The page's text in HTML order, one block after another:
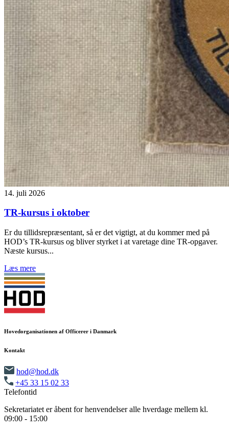
14. juli 2026
TR-kursus i oktober
Er du tillidsrepræsentant, så er det vigtigt, at du kommer med på
HOD’s TR-kursus og bliver styrket i at varetage dine TR-opgaver.
Næste kursus...
Læs mere
Hovedorganisationen af Officerer i Danmark
Kontakt
hod@hod.dk
+45 33 15 02 33
Telefontid
Sekretariatet er åbent for henvendelser alle hverdage mellem kl.
09:00 - 15:00